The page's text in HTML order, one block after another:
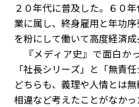
２０年代に普及した。６０
業に属し、終身雇用と年功
を粉にして働いて高度経済成
『メディア史』で面白か
「社長シリーズ」と「無責
どちらも、義理や人情とは
相違など考えたことがなか